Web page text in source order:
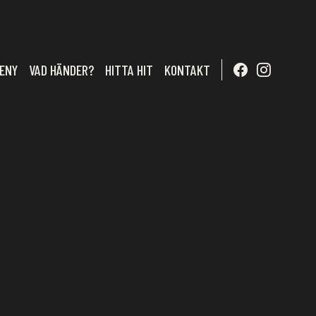
VAD HÄNDER? HITTA HIT KONTAKT